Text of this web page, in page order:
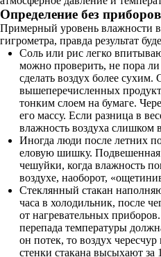
Определение без приборов
Примерный уровень влажности
гигрометра, правда результат
Соль или рис легко
можно проверить, не пора
сделать воздух более сухим.
вышеперечисленных
тонким слоем на бумаге.
его массу. Если разница в
влажность воздуха слишком
Иногда люди после летних
еловую шишку. Подвешенная
чешуйки, когда влажность
воздухе, наоборот,
Стеклянный стакан
часа в холодильник, после
от нагревательных
перепада температуры
он потек, то воздух
стенки стакана высыхают